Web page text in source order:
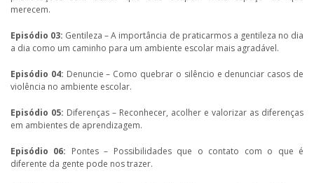
merecem.
Episódio 03: Gentileza – A importância de praticarmos a gentileza no dia
a dia como um caminho para um ambiente escolar mais agradável.
Episódio 04: Denuncie – Como quebrar o silêncio e denunciar casos de
violência no ambiente escolar.
Episódio 05: Diferenças – Reconhecer, acolher e valorizar as diferenças
em ambientes de aprendizagem.
Episódio 06: Pontes – Possibilidades que o contato com o que é
diferente da gente pode nos trazer.